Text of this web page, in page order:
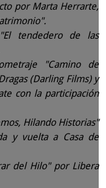
por Marta Herrarte,
tendedero de las
"Camino de
(Darling Films) y
con la participación
Hilando Historias"
y vuelta a Casa de
del Hilo" por Libera